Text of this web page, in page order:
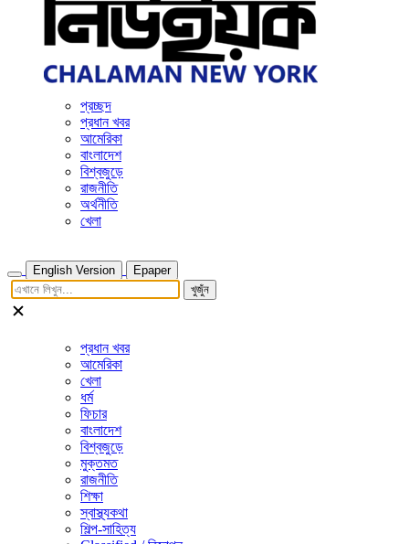
প্রচ্ছদ
প্রধান খবর
আমেরিকা
বাংলাদেশ
বিশ্বজুড়ে
রাজনীতি
অর্থনীতি
খেলা
English Version
Epaper
খুজুঁন
প্রধান খবর
আমেরিকা
খেলা
ধর্ম
ফিচার
বাংলাদেশ
বিশ্বজুড়ে
মুক্তমত
রাজনীতি
শিক্ষা
স্বাস্থ্যকথা
শিল্প-সাহিত্য